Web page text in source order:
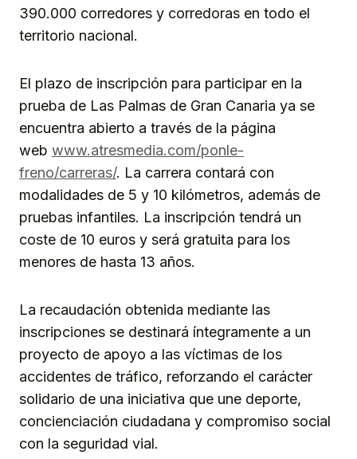
390.000 corredores y corredoras en todo el
territorio nacional.
El plazo de inscripción para participar en la
prueba de Las Palmas de Gran Canaria ya se
encuentra abierto a través de la página
web www.atresmedia.com/ponle-
freno/carreras/. La carrera contará con
modalidades de 5 y 10 kilómetros, además de
pruebas infantiles. La inscripción tendrá un
coste de 10 euros y será gratuita para los
menores de hasta 13 años.
La recaudación obtenida mediante las
inscripciones se destinará íntegramente a un
proyecto de apoyo a las víctimas de los
accidentes de tráfico, reforzando el carácter
solidario de una iniciativa que une deporte,
concienciación ciudadana y compromiso social
con la seguridad vial.